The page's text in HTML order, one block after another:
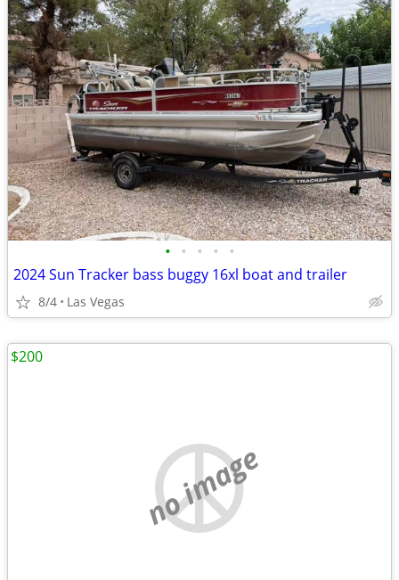
• • • • •
2024 Sun Tracker bass buggy 16xl boat and trailer
8/4 Las Vegas
no image
$200